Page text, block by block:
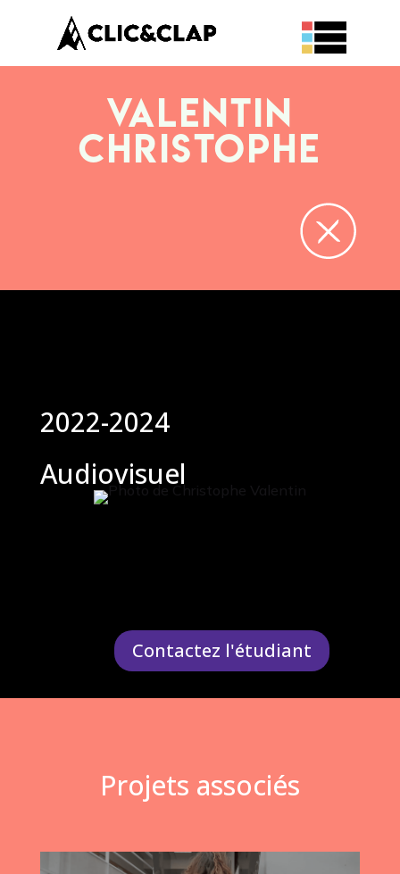
Valentin
CHRISTOPHE
2022-2024
Audiovisuel
Contactez l'étudiant
Projets associés